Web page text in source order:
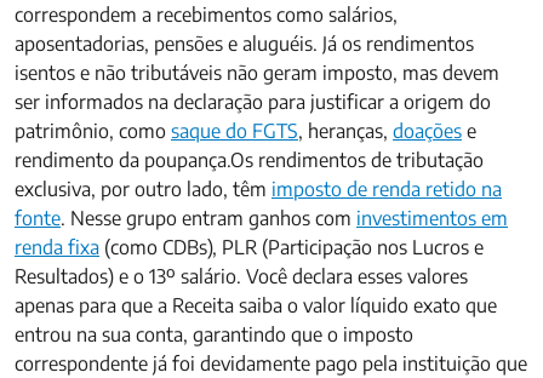
correspondem a recebimentos como salários,
aposentadorias, pensões e aluguéis. Já os rendimentos
isentos e não tributáveis não geram imposto, mas devem
ser informados na declaração para justificar a origem do
patrimônio, como saque do FGTS, heranças, doações e
rendimento da poupança.Os rendimentos de tributação
exclusiva, por outro lado, têm imposto de renda retido na
fonte. Nesse grupo entram ganhos com investimentos em
renda fixa (como CDBs), PLR (Participação nos Lucros e
Resultados) e o 13º salário. Você declara esses valores
apenas para que a Receita saiba o valor líquido exato que
entrou na sua conta, garantindo que o imposto
correspondente já foi devidamente pago pela instituição que